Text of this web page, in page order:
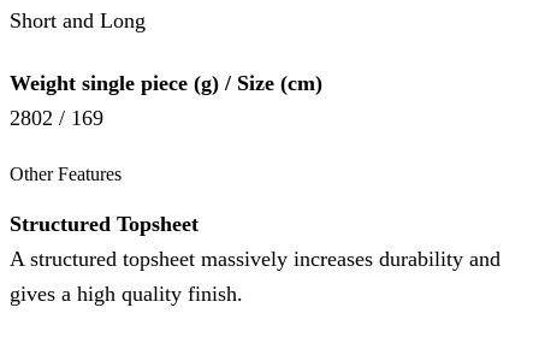
Short and Long
Weight single piece (g) / Size (cm)
2802 / 169
Other Features
Structured Topsheet
A structured topsheet massively increases durability and
gives a high quality finish.